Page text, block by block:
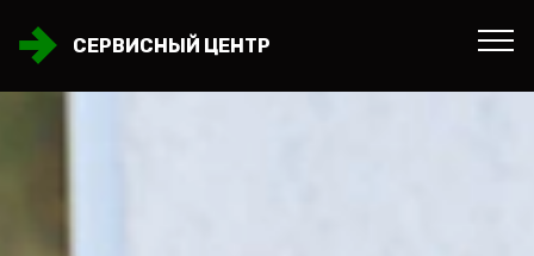
СЕРВИСНЫЙ ЦЕНТР